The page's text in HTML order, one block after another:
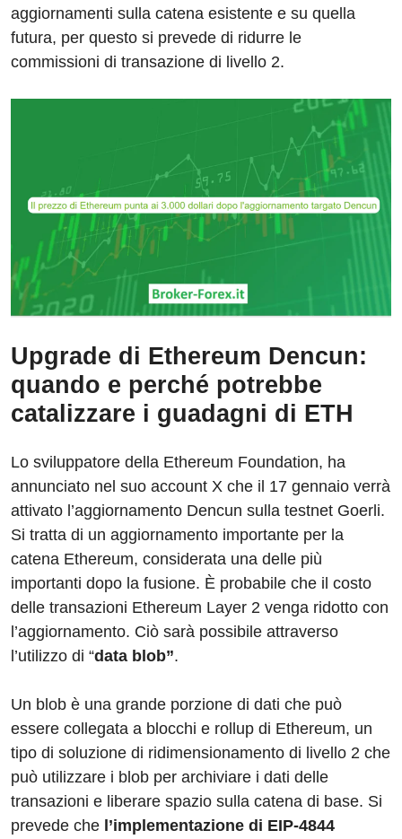
aggiornamenti sulla catena esistente e su quella
futura, per questo si prevede di ridurre le
commissioni di transazione di livello 2.
Upgrade di Ethereum Dencun:
quando e perché potrebbe
catalizzare i guadagni di ETH
Lo sviluppatore della Ethereum Foundation, ha
annunciato nel suo account X che il 17 gennaio verrà
attivato l’aggiornamento Dencun sulla testnet Goerli.
Si tratta di un aggiornamento importante per la
catena Ethereum, considerata una delle più
importanti dopo la fusione. È probabile che il costo
delle transazioni Ethereum Layer 2 venga ridotto con
l’aggiornamento. Ciò sarà possibile attraverso
l’utilizzo di “data blob”.
Un blob è una grande porzione di dati che può
essere collegata a blocchi e rollup di Ethereum, un
tipo di soluzione di ridimensionamento di livello 2 che
può utilizzare i blob per archiviare i dati delle
transazioni e liberare spazio sulla catena di base. Si
prevede che l’implementazione di EIP-4844